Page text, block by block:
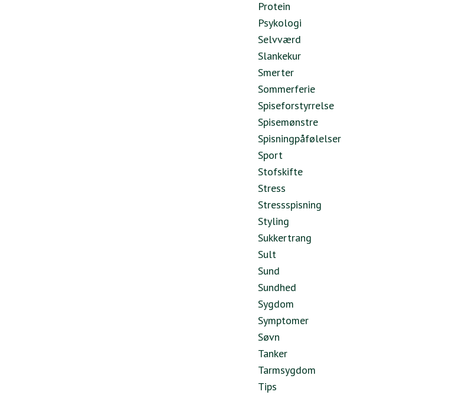
Protein
Psykologi
Selvværd
Slankekur
Smerter
Sommerferie
Spiseforstyrrelse
Spisemønstre
Spisningpåfølelser
Sport
Stofskifte
Stress
Stressspisning
Styling
Sukkertrang
Sult
Sund
Sundhed
Sygdom
Symptomer
Søvn
Tanker
Tarmsygdom
Tips